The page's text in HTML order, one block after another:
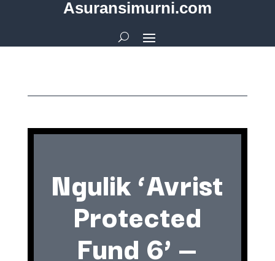
Asuransimurni.com
Ngulik ‘Avrist
Protected
Fund 6’ —